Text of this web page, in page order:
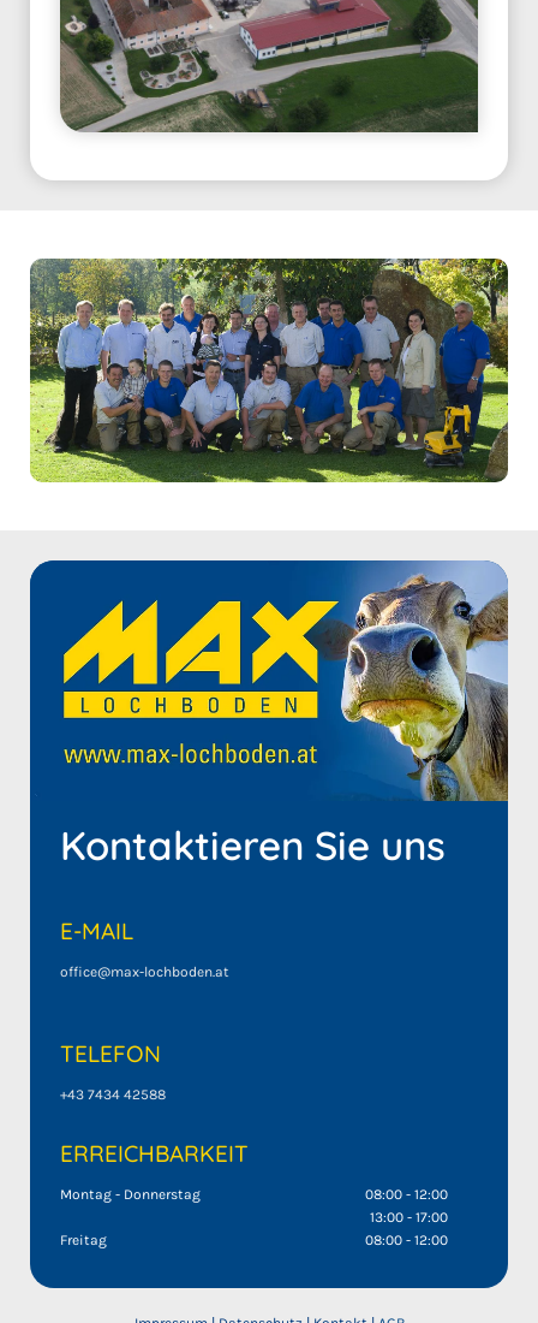
Kontaktieren Sie uns
E-MAIL
office@max-lochboden.at
TELEFON
+43 7434 42588
ERREICHBARKEIT
Montag - Donnerstag
08:00 - 12:00
13:00 - 17:00
Freitag
08:00 - 12:00